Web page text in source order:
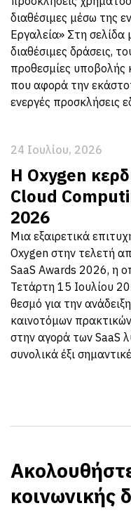
διαθέσιμες μέσω της
Εργαλεία» Στη σελίδα
διαθέσιμες δράσεις,
προθεσμίες υποβολής
που αφορά την
ενεργές προσκλήσεις
24 Ιουλίου, 2026
Η Oxygen
Cloud
2026
Μια εξαιρετικά
Oxygen στην τελετή
SaaS Awards 2026, η
Τετάρτη 15 Ιουλίου
θεσμό για την
καινοτόμων
στην αγορά των SaaS
συνολικά έξι
κοινωνικής